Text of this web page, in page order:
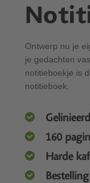
Ontwerp nu je
je gedachten
notitieboekje is
notitieboek.
160
Harde